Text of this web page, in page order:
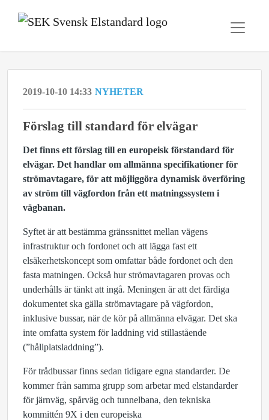
2019-10-10 14:33 NYHETER
Förslag till standard för elvägar
Det finns ett förslag till en europeisk förstandard för
elvägar. Det handlar om allmänna specifikationer för
strömavtagare, för att möjliggöra dynamisk överföring
av ström till vägfordon från ett matningssystem i
vägbanan.
Syftet är att bestämma gränssnittet mellan vägens
infrastruktur och fordonet och att lägga fast ett
elsäkerhetskoncept som omfattar både fordonet och den
fasta matningen. Också hur strömavtagaren provas och
underhålls är tänkt att ingå. Meningen är att det färdiga
dokumentet ska gälla strömavtagare på vägfordon,
inklusive bussar, när de kör på allmänna elvägar. Det ska
inte omfatta system för laddning vid stillastående
(”hållplatsladdning”).
För trådbussar finns sedan tidigare egna standarder. De
kommer från samma grupp som arbetar med elstandarder
för järnväg, spårväg och tunnelbana, den tekniska
kommittén 9X i den europeiska